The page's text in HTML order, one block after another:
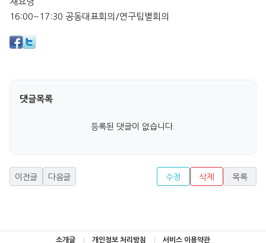
16:00~17:30 공동대표회의/연구팀별회의
댓글목록
등록된 댓글이 없습니다.
이전글 다음글 수정 삭제 목록
소개글 개인정보 처리방침 서비스 이용약관